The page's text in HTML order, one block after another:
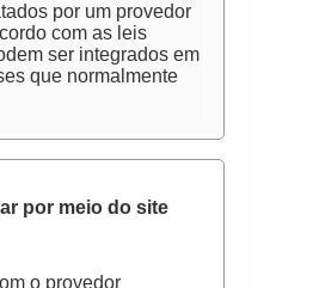
por um provedor
com as leis
ser integrados em
que normalmente
por meio do site
o provedor